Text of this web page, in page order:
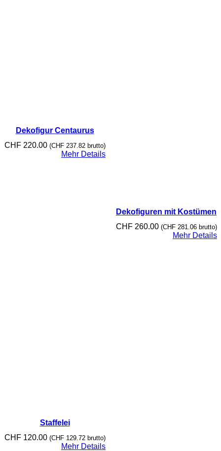
Dekofigur Centaurus
CHF220.00 (CHF237.82brutto)
Mehr Details
Dekofiguren mit Kostümen
CHF260.00 (CHF281.06brutto)
Mehr Details
Staffelei
CHF120.00 (CHF129.72brutto)
Mehr Details